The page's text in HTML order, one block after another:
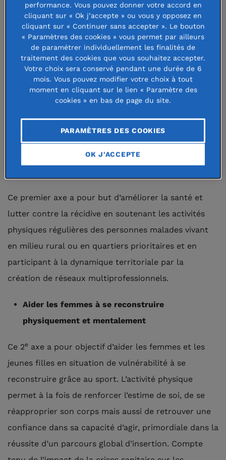
en zone rurale, il est difficile de se déplacer pour
faire du sport. Par ailleurs, les stéréotypes de sexe
persistent : les filles pratiquant un sport en club
sont trois fois moins nombreuses que les garçons
La Fondation de France encourage les actions
permettant d’utiliser le sport pour favoriser
femmes et améliorer la santé des malades. Notre
action se décline autour de deux priorités :
Ce premier axe a pour but d’améliorer la santé et
lutter contre la récidive en soutenant les activités
physiques régulières des personnes malades vivant
en milieu rural ou en quartiers prioritaires et en
participant à la dynamique territoriale par la
création de réseaux multiprofessionnels.
Aider les femmes à se reconstruire
physiquement et mentalement
Ce 2e axe a pour objectif d’aider les femmes et les
jeunes filles en situation de vulnérabilité à se
reconstruire grâce au sport. L’activité physique
permet à la fois de renforcer l’estime de soi, de se
réapproprier son corps mais aussi de retrouver une
confiance dans sa capacité d’agir, primordiale dans la
réussite d’un parcours global d’insertion. Compte
performance. Vous pouvez donner votre accord en
cliquant sur « Ok j’accepte » ou vous y opposez en
cliquant sur « Continuer sans accepter ». Le bouton
« Paramètres des cookies » vous permet par ailleurs
de paramétrer individuellement les finalités de
traitement des cookies que vous souhaitez accepter.
Votre choix sera conservé pendant une durée de 6
mois. Vous pouvez modifier votre choix à tout
moment en cliquant sur le lien « Paramètre des
cookies » en bas de page du site.
PARAMÈTRES DES COOKIES
OK J'ACCEPTE